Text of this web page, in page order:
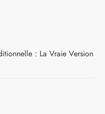
: La Vraie Version